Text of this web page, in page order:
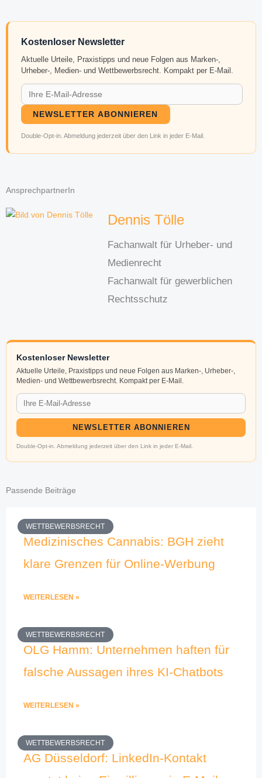
Kostenloser Newsletter
Aktuelle Urteile, Praxistipps und neue Folgen aus Marken-,
Urheber-, Medien- und Wettbewerbsrecht. Kompakt per E-Mail.
NEWSLETTER ABONNIEREN
Double-Opt-in. Abmeldung jederzeit über den Link in jeder E-Mail.
AnsprechpartnerIn
Dennis Tölle
Fachanwalt für Urheber- und
Medienrecht
Fachanwalt für gewerblichen
Rechtsschutz
Kostenloser Newsletter
Aktuelle Urteile, Praxistipps und neue Folgen aus Marken-, Urheber-,
Medien- und Wettbewerbsrecht. Kompakt per E-Mail.
NEWSLETTER ABONNIEREN
Double-Opt-in. Abmeldung jederzeit über den Link in jeder E-Mail.
Passende Beiträge
WETTBEWERBSRECHT
Medizinisches Cannabis: BGH zieht
klare Grenzen für Online-Werbung
WEITERLESEN »
WETTBEWERBSRECHT
OLG Hamm: Unternehmen haften für
falsche Aussagen ihres KI-Chatbots
WEITERLESEN »
WETTBEWERBSRECHT
AG Düsseldorf: LinkedIn-Kontakt